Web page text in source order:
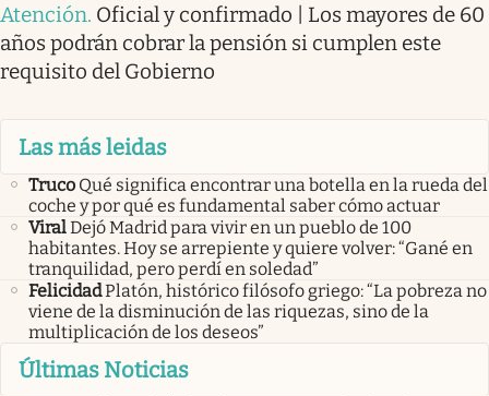
Atención. Oficial y confirmado | Los mayores de 60
años podrán cobrar la pensión si cumplen este
requisito del Gobierno
Las más leidas
Truco Qué significa encontrar una botella en la rueda del
coche y por qué es fundamental saber cómo actuar
ViralDejó Madrid para vivir en un pueblo de 100
habitantes. Hoy se arrepiente y quiere volver: “Gané en
tranquilidad, pero perdí en soledad”
FelicidadPlatón, histórico filósofo griego: “La pobreza no
viene de la disminución de las riquezas, sino de la
multiplicación de los deseos”
Últimas Noticias